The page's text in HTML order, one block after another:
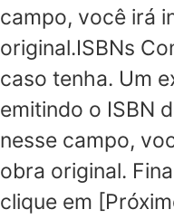
campo, você irá
original.ISBNs
caso tenha. Um
emitindo o ISBN
nesse campo,
obra original.
clique em